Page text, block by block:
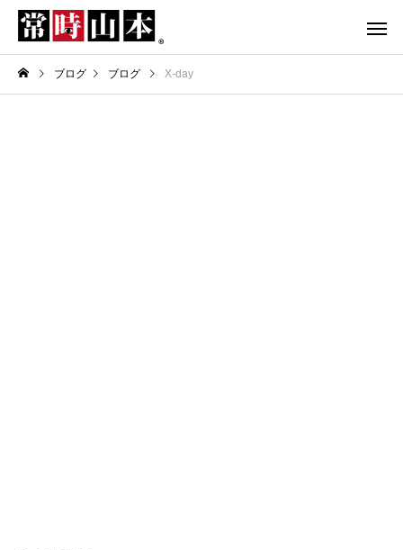
ブログ ブログ X-day